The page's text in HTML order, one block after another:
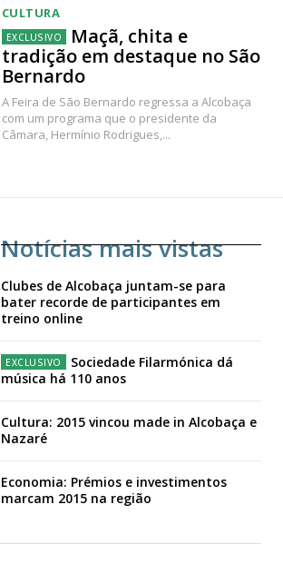
CULTURA
Maçã, chita e
tradição em destaque no São
Bernardo
A Feira de São Bernardo regressa a Alcobaça
com um programa que o presidente da
Câmara, Hermínio Rodrigues,...
Notícias mais vistas
Clubes de Alcobaça juntam-se para
bater recorde de participantes em
treino online
Sociedade Filarmónica dá
música há 110 anos
Cultura: 2015 vincou made in Alcobaça e
Nazaré
Economia: Prémios e investimentos
marcam 2015 na região